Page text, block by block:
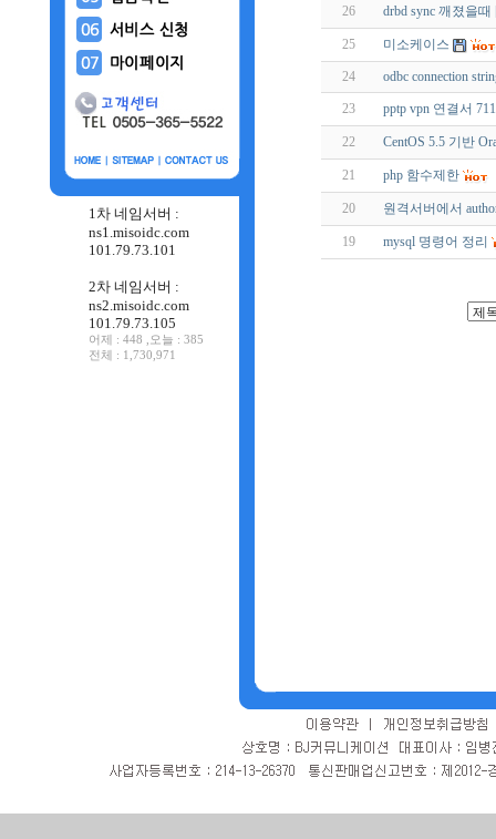
1차 네임서버 :
ns1.misoidc.com
101.79.73.101
2차 네임서버 :
ns2.misoidc.com
101.79.73.105
어제 : 448 ,오늘 : 385
전체 : 1,730,971
26 drbd sync 깨졌을때
25 미소케이스
24 odbc connection
23 pptp vpn 연결서
22 CentOS 5.5 기반
21 php 함수제한
20 원격서버에서
19 mysql 명령어 정리